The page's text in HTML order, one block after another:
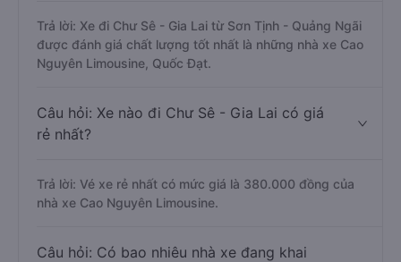
Trả lời: Xe đi Chư Sê - Gia Lai từ Sơn Tịnh - Quảng Ngãi
được đánh giá chất lượng tốt nhất là những nhà xe Cao
Nguyên Limousine, Quốc Đạt.
Câu hỏi: Xe nào đi Chư Sê - Gia Lai có giá
rẻ nhất?
Trả lời: Vé xe rẻ nhất có mức giá là 380.000 đồng của
nhà xe Cao Nguyên Limousine.
Câu hỏi: Có bao nhiêu nhà xe đang khai